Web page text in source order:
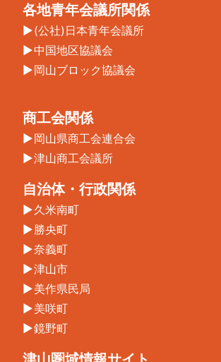
各地青年会議所関係
(公社)日本青年会議所
中国地区協議会
岡山ブロック協議会
商工会関係
岡山県商工会連合会
津山商工会議所
自治体・行政関係
久米南町
勝央町
奈義町
津山市
美作県民局
美咲町
鏡野町